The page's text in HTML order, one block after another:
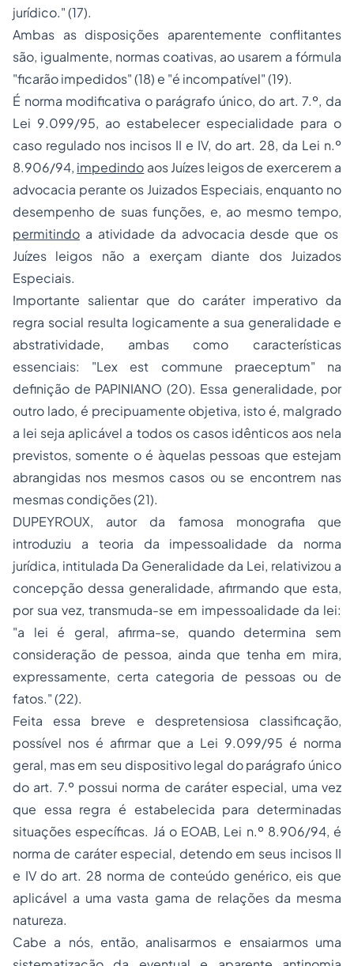
jurídico."(17).
Ambas as disposições aparentemente conflitantes
são, igualmente, normas coativas, ao usarem a fórmula
"ficarão impedidos"(18) e "é incompatível"(19).
É norma modificativa o parágrafo único, do art. 7.º, da
Lei 9.099/95, ao estabelecer especialidade para o
caso regulado nos incisos II e IV, do art. 28, da Lei n.º
8.906/94, impedindo aos Juízes leigos de exercerem a
advocacia perante os Juizados Especiais, enquanto no
desempenho de suas funções, e, ao mesmo tempo,
permitindo a atividade da advocacia desde que os
Juízes leigos não a exerçam diante dos Juizados
Especiais.
Importante salientar que do caráter imperativo da
regra social resulta logicamente a sua generalidade e
abstratividade, ambas como características
essenciais: "Lex est commune praeceptum" na
definição de PAPINIANO (20). Essa generalidade, por
outro lado, é precipuamente objetiva, isto é, malgrado
a lei seja aplicável a todos os casos idênticos aos nela
previstos, somente o é àquelas pessoas que estejam
abrangidas nos mesmos casos ou se encontrem nas
mesmas condições (21).
DUPEYROUX, autor da famosa monografia que
introduziu a teoria da impessoalidade da norma
jurídica, intitulada Da Generalidade da Lei, relativizou a
concepção dessa generalidade, afirmando que esta,
por sua vez, transmuda-se em impessoalidade da lei:
"a lei é geral, afirma-se, quando determina sem
consideração de pessoa, ainda que tenha em mira,
expressamente, certa categoria de pessoas ou de
fatos."(22).
Feita essa breve e despretensiosa classificação,
possível nos é afirmar que a Lei 9.099/95 é norma
geral, mas em seu dispositivo legal do parágrafo único
do art. 7.º possui norma de caráter especial, uma vez
que essa regra é estabelecida para determinadas
situações específicas. Já o EOAB, Lei n.º 8.906/94, é
norma de caráter especial, detendo em seus incisos II
e IV do art. 28 norma de conteúdo genérico, eis que
aplicável a uma vasta gama de relações da mesma
natureza.
Cabe a nós, então, analisarmos e ensaiarmos uma